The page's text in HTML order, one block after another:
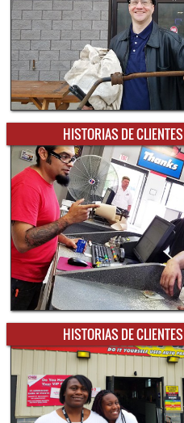
HISTORIAS DE CLIENTES
HISTORIAS DE CLIENTES